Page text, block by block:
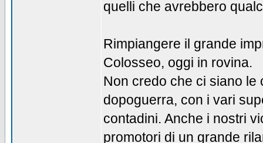
quelli che avrebbero
Rimpiangere il grande
Colosseo, oggi in rovina.
Non credo che ci siano le
dopoguerra, con i vari
contadini. Anche i nostri
promotori di un grande